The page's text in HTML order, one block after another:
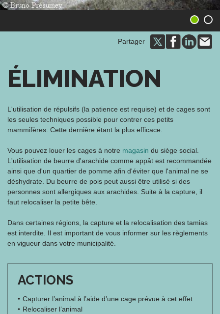
1 2
Partager
ÉLIMINATION
L'utilisation de répulsifs (la patience est requise) et de cages sont
les seules techniques possible pour contrer ces petits
mammifères. Cette dernière étant la plus efficace.
Vous pouvez louer les cages à notre magasin du siège social.
L'utilisation de beurre d'arachide comme appât est recommandée
ainsi que d'un quartier de pomme afin d'éviter que l'animal ne se
déshydrate. Du beurre de pois peut aussi être utilisé si des
personnes sont allergiques aux arachides. Suite à la capture, il
faut relocaliser la petite bête.
Dans certaines régions, la capture et la relocalisation des tamias
est interdite. Il est important de vous informer sur les règlements
en vigueur dans votre municipalité.
ACTIONS
Capturer l’animal à l’aide d’une cage prévue à cet effet
Relocaliser l’animal